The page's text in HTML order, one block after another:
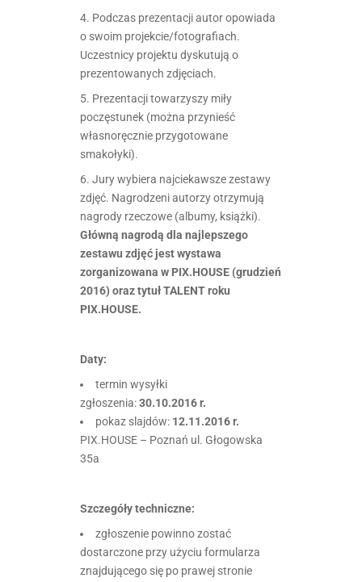
4. Podczas prezentacji autor opowiada
o swoim projekcie/fotografiach.
Uczestnicy projektu dyskutują o
prezentowanych zdjęciach.
5. Prezentacji towarzyszy miły
poczęstunek (można przynieść
własnoręcznie przygotowane
smakołyki).
6. Jury wybiera najciekawsze zestawy
zdjęć. Nagrodzeni autorzy otrzymują
nagrody rzeczowe (albumy, książki).
Główną nagrodą dla najlepszego
zestawu zdjęć jest wystawa
zorganizowana w PIX.HOUSE (grudzień
2016) oraz tytuł TALENT roku
PIX.HOUSE.
Daty:
termin wysyłki
zgłoszenia:30.10.2016 r.
pokaz slajdów: 12.11.2016 r.
PIX.HOUSE – Poznań ul. Głogowska
35a
Szczegóły techniczne:
zgłoszenie powinno zostać
dostarczone przy użyciu formularza
znajdującego się po prawej stronie